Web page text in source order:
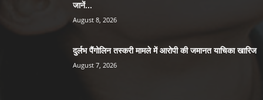
जानें...
August 8, 2026
दुर्लभ पैंगोलिन तस्करी मामले में आरोपी की जमानत याचिका खारिज
August 7, 2026